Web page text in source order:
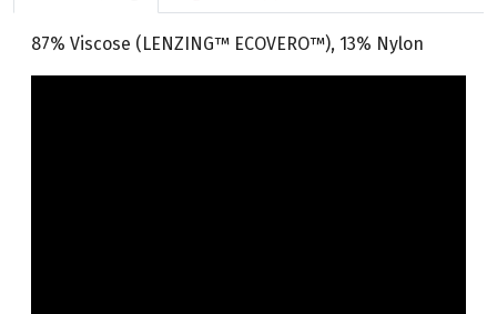
87% Viscose (LENZING™ ECOVERO™), 13% Nylon